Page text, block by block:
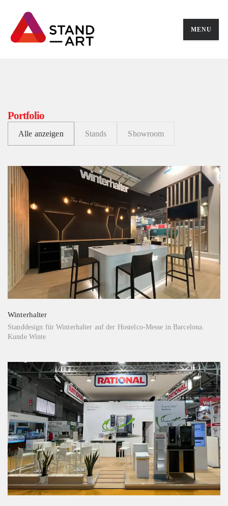
MENU
Portfolio
Alle anzeigen Stands Showroom
Winterhalter
Standdesign für Winterhalter auf der Hostelco-Messe in Barcelona.
Kunde Winte